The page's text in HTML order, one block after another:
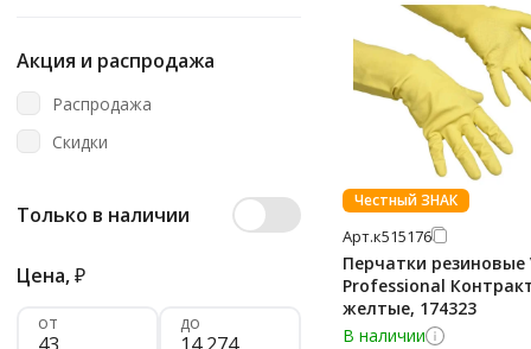
Акция и распродажа
Распродажа
Скидки
Только в наличии
Цена,₽
от до
Честный ЗНАК
Арт.к515176
Перчатки резиновые
Professional
желтые, 174323
В наличии